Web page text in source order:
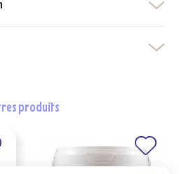
produits